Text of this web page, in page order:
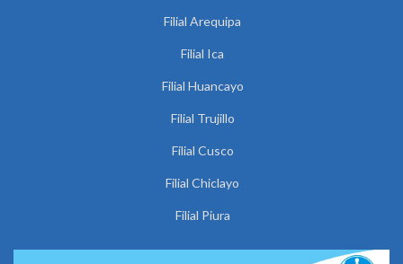
Filial Arequipa
Filial Ica
Filial Huancayo
Filial Trujillo
Filial Cusco
Filial Chiclayo
Filial Piura